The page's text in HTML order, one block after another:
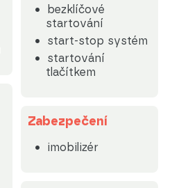
bezklíčové
startování
start-stop systém
startování
tlačítkem
Zabezpečení
imobilizér